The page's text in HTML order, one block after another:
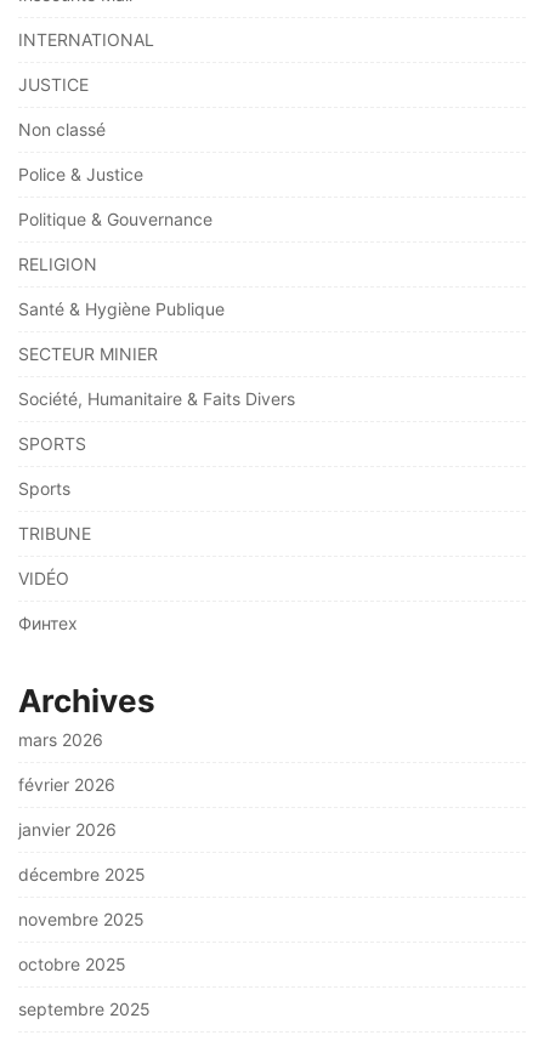
INTERNATIONAL
JUSTICE
Non classé
Police & Justice
Politique & Gouvernance
RELIGION
Santé & Hygiène Publique
SECTEUR MINIER
Société, Humanitaire & Faits Divers
SPORTS
Sports
TRIBUNE
VIDÉO
Финтех
Archives
mars 2026
février 2026
janvier 2026
décembre 2025
novembre 2025
octobre 2025
septembre 2025